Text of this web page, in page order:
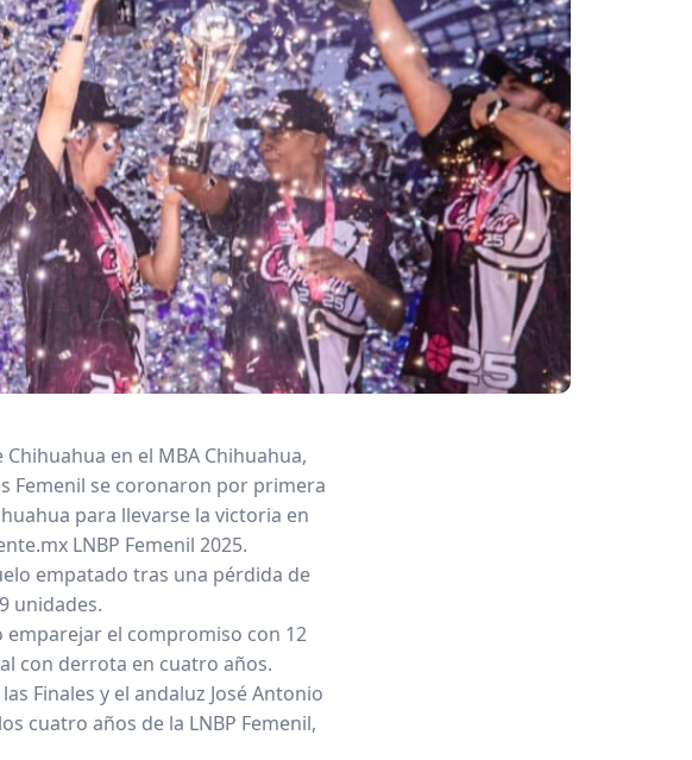
en el MBA Chihuahua,
Femenil se coronaron por primera
para llevarse la victoria en
LNBP Femenil 2025.
empatado tras una pérdida de
unidades.
el compromiso con 12
con derrota en cuatro años.
Finales y el andaluz José Antonio
cuatro años de la LNBP Femenil,